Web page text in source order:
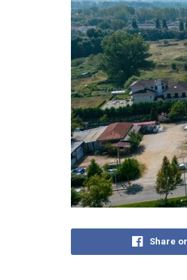
Share